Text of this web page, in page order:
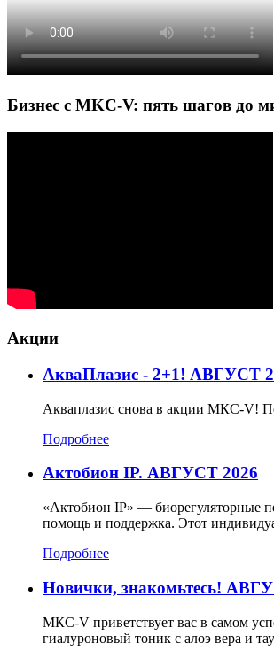
Бизнес с MKC-V: пять шагов до
Акции
АкваПлазис - 2+1! АВГУСТ
Акваплазис снова в акции МКС-V!
Подробнее
Актобион IP. АВГУСТ 2026
«Актобион IP» — биорегуляторные
помощь и поддержка. Этот
Подробнее
Новички, знакомьтесь!
МКС-V приветствует вас в самом
гиалуроновый тоник с алоэ вера и